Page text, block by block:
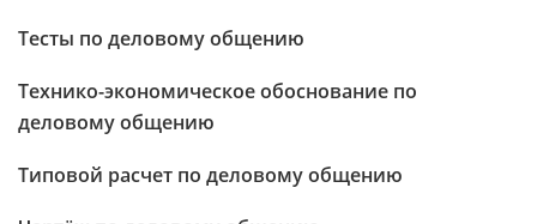
Тесты по деловому общению
Технико-экономическое обоснование по
деловому общению
Типовой расчет по деловому общению